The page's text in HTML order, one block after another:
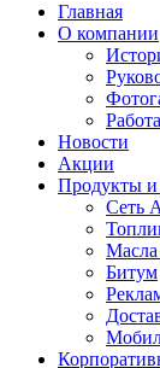
Главная
О компании
Новости
Акции
Продукты и
Сеть
Битум